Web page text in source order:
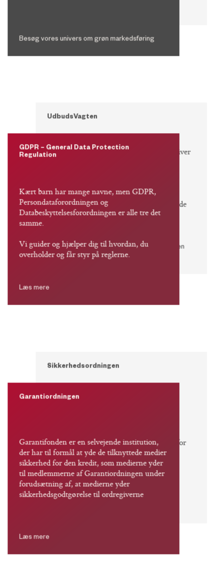
Besøg vores univers om grøn markedsføring
UdbudsVagten
Vores samarbejde med UdbudsVagten giver
Vi arbejder kontinuerligt for at forbedre de
processer, der omgiver udbud og pitch.
Søg og find udbud direkte hos UdbudsVagten
her
GDPR – General Data Protection
Regulation
Kært barn har mange navne, men GDPR,
Persondataforordningen og
Databeskyttelsesforordningen er alle tre det
samme.
Vi guider og hjælper dig til hvordan, du
overholder og får styr på reglerne.
Læs mere
Sikkerhedsordningen
(efterfølgende kaldet medier) sikkerhed for
den kredit, som medierne yder til
medlemmerne af Sikkerhedsordningen.
Garantiordningen
Garantifonden er en selvejende institution,
der har til formål at yde de tilknyttede medier
sikkerhed for den kredit, som medierne yder
til medlemmerne af Garantiordningen under
forudsætning af, at medierne yder
sikkerhedsgodtgørelse til ordregiverne
Læs mere